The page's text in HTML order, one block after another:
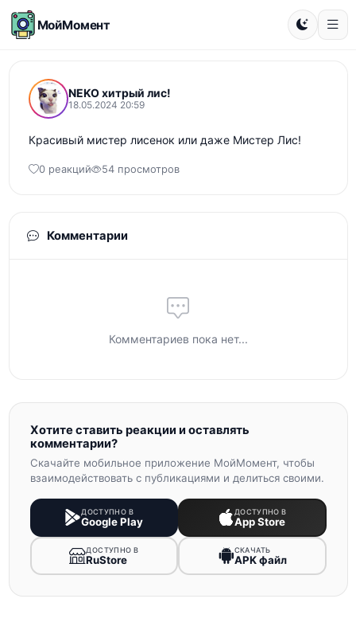
МойМомент
NEKO хитрый лис!
18.05.2024 20:59
Красивый мистер лисенок или даже Мистер Лис!
0 реакций 54 просмотров
Комментарии
Комментариев пока нет...
Хотите ставить реакции и оставлять
комментарии?
Скачайте мобильное приложение МойМомент, чтобы
взаимодействовать с публикациями и делиться своими.
ДОСТУПНО В
Google Play
ДОСТУПНО В
App Store
ДОСТУПНО В
RuStore
СКАЧАТЬ
APK файл